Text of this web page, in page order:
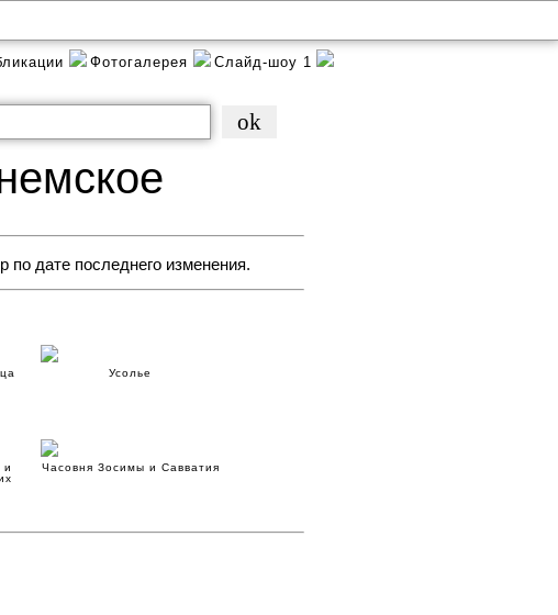
Фотогалерея
Слайд-шоу 1
по дате последнего изменения.
Усолье
и
Часовня Зосимы и Савватия